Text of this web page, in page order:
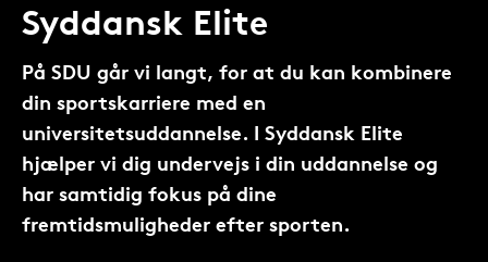
Syddansk Elite
På SDU går vi langt, for at du kan kombinere
din sportskarriere med en
universitetsuddannelse. I Syddansk Elite
hjælper vi dig undervejs i din uddannelse og
har samtidig fokus på dine
fremtidsmuligheder efter sporten.